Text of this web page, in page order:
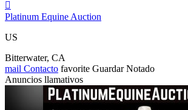

Platinum Equine Auction
US
Bitterwater, CA
mail Contacto favorite Guardar Notado
Anuncios llamativos